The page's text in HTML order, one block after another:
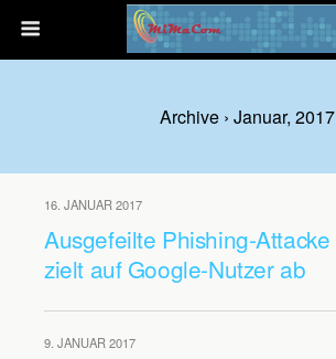
Archive › Januar, 2017
16. JANUAR 2017
Ausgefeilte Phishing-Attacke
zielt auf Google-Nutzer ab
9. JANUAR 2017